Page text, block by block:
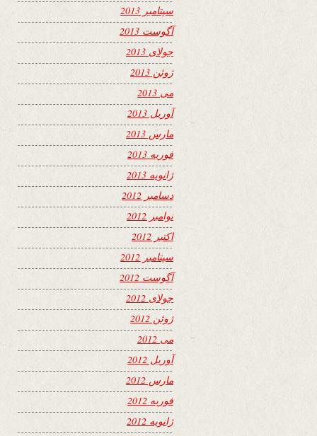
سپتامبر 2013
آگوست 2013
جولای 2013
ژوئن 2013
می 2013
آوریل 2013
مارس 2013
فوریه 2013
ژانویه 2013
دسامبر 2012
نوامبر 2012
اکتبر 2012
سپتامبر 2012
آگوست 2012
جولای 2012
ژوئن 2012
می 2012
آوریل 2012
مارس 2012
فوریه 2012
ژانویه 2012